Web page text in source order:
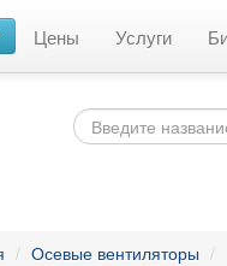
Цены Услуги
/ Осевые вентиляторы /